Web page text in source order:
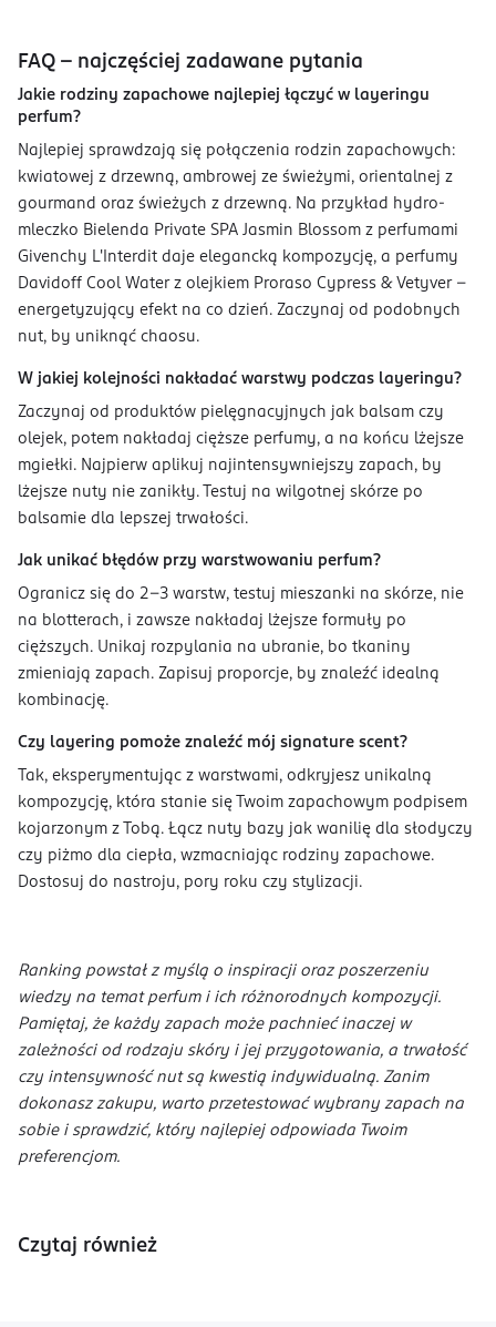
FAQ - najczęściej zadawane pytania
Jakie rodziny zapachowe najlepiej łączyć w layeringu
perfum?
Najlepiej sprawdzają się połączenia rodzin zapachowych:
kwiatowej z drzewną, ambrowej ze świeżymi, orientalnej z
gourmand oraz świeżych z drzewną. Na przykład hydro-
mleczko Bielenda Private SPA Jasmin Blossom z perfumami
Givenchy L'Interdit daje elegancką kompozycję, a perfumy
Davidoff Cool Water z olejkiem Proraso Cypress & Vetyver –
energetyzujący efekt na co dzień. Zaczynaj od podobnych
nut, by uniknąć chaosu.
W jakiej kolejności nakładać warstwy podczas layeringu?
Zaczynaj od produktów pielęgnacyjnych jak balsam czy
olejek, potem nakładaj cięższe perfumy, a na końcu lżejsze
mgiełki. Najpierw aplikuj najintensywniejszy zapach, by
lżejsze nuty nie zanikły. Testuj na wilgotnej skórze po
balsamie dla lepszej trwałości.
Jak unikać błędów przy warstwowaniu perfum?
Ogranicz się do 2-3 warstw, testuj mieszanki na skórze, nie
na blotterach, i zawsze nakładaj lżejsze formuły po
cięższych. Unikaj rozpylania na ubranie, bo tkaniny
zmieniają zapach. Zapisuj proporcje, by znaleźć idealną
kombinację.
Czy layering pomoże znaleźć mój signature scent?
Tak, eksperymentując z warstwami, odkryjesz unikalną
kompozycję, która stanie się Twoim zapachowym podpisem
kojarzonym z Tobą. Łącz nuty bazy jak wanilię dla słodyczy
czy piżmo dla ciepła, wzmacniając rodziny zapachowe.
Dostosuj do nastroju, pory roku czy stylizacji.
Ranking powstał z myślą o inspiracji oraz poszerzeniu
wiedzy na temat perfum i ich różnorodnych kompozycji.
Pamiętaj, że każdy zapach może pachnieć inaczej w
zależności od rodzaju skóry i jej przygotowania, a trwałość
czy intensywność nut są kwestią indywidualną. Zanim
dokonasz zakupu, warto przetestować wybrany zapach na
sobie i sprawdzić, który najlepiej odpowiada Twoim
preferencjom.
Czytaj również